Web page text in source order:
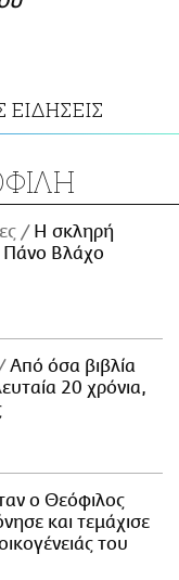
H σκληρή
Πάνο Βλάχο
Από όσα βιβλία
20 χρόνια,
ο Θεόφιλος
και τεμάχισε
του